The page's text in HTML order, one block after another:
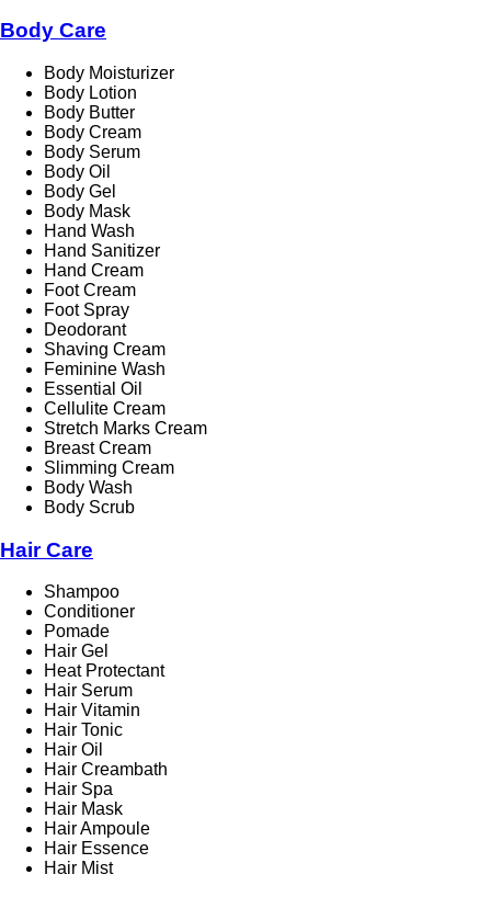
Body Care
Body Moisturizer
Body Lotion
Body Butter
Body Cream
Body Serum
Body Oil
Body Gel
Body Mask
Hand Wash
Hand Sanitizer
Hand Cream
Foot Cream
Foot Spray
Deodorant
Shaving Cream
Feminine Wash
Essential Oil
Cellulite Cream
Stretch Marks Cream
Breast Cream
Slimming Cream
Body Wash
Body Scrub
Hair Care
Shampoo
Conditioner
Pomade
Hair Gel
Heat Protectant
Hair Serum
Hair Vitamin
Hair Tonic
Hair Oil
Hair Creambath
Hair Spa
Hair Mask
Hair Ampoule
Hair Essence
Hair Mist